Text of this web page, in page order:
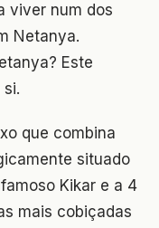
viver num dos
Netanya.
Este
que combina
situado
Kikar e a 4
mais cobiçadas